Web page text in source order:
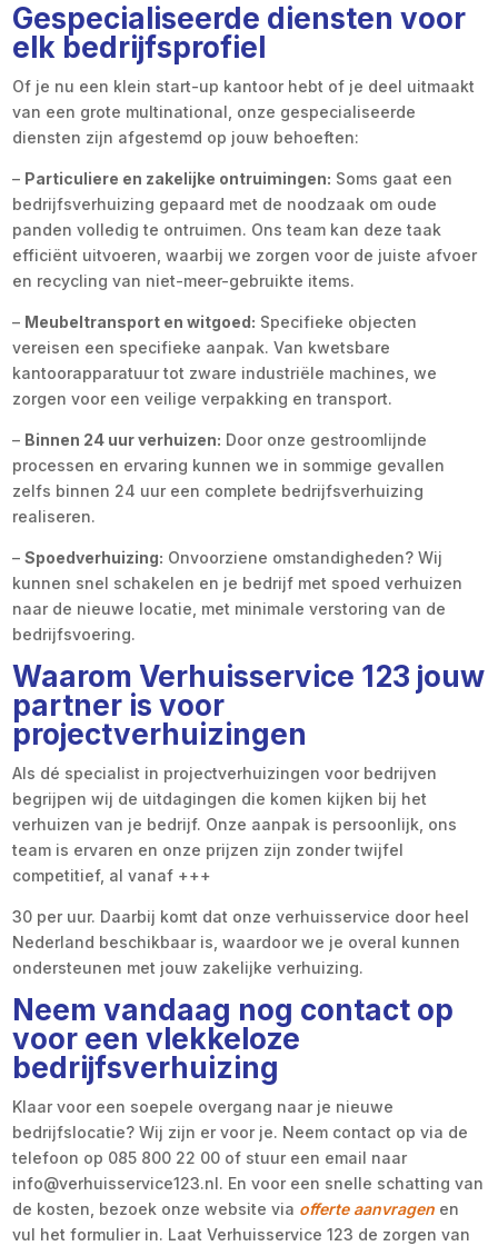
Gespecialiseerde diensten voor
elk bedrijfsprofiel
Of je nu een klein start-up kantoor hebt of je deel uitmaakt
van een grote multinational, onze gespecialiseerde
diensten zijn afgestemd op jouw behoeften:
– Particuliere en zakelijke ontruimingen: Soms gaat een
bedrijfsverhuizing gepaard met de noodzaak om oude
panden volledig te ontruimen. Ons team kan deze taak
efficiënt uitvoeren, waarbij we zorgen voor de juiste afvoer
en recycling van niet-meer-gebruikte items.
– Meubeltransport en witgoed: Specifieke objecten
vereisen een specifieke aanpak. Van kwetsbare
kantoorapparatuur tot zware industriële machines, we
zorgen voor een veilige verpakking en transport.
– Binnen 24 uur verhuizen: Door onze gestroomlijnde
processen en ervaring kunnen we in sommige gevallen
zelfs binnen 24 uur een complete bedrijfsverhuizing
realiseren.
–Spoedverhuizing: Onvoorziene omstandigheden? Wij
kunnen snel schakelen en je bedrijf met spoed verhuizen
naar de nieuwe locatie, met minimale verstoring van de
bedrijfsvoering.
Waarom Verhuisservice 123 jouw
partner is voor
projectverhuizingen
Als dé specialist in projectverhuizingen voor bedrijven
begrijpen wij de uitdagingen die komen kijken bij het
verhuizen van je bedrijf. Onze aanpak is persoonlijk, ons
team is ervaren en onze prijzen zijn zonder twijfel
competitief, al vanaf +++
30 per uur. Daarbij komt dat onze verhuisservice door heel
Nederland beschikbaar is, waardoor we je overal kunnen
ondersteunen met jouw zakelijke verhuizing.
Neem vandaag nog contact op
voor een vlekkeloze
bedrijfsverhuizing
Klaar voor een soepele overgang naar je nieuwe
bedrijfslocatie? Wij zijn er voor je. Neem contact op via de
telefoon op 085 800 22 00 of stuur een email naar
info@verhuisservice123.nl. En voor een snelle schatting van
de kosten, bezoek onze website via offerte aanvragen en
vul het formulier in. Laat Verhuisservice 123 de zorgen van